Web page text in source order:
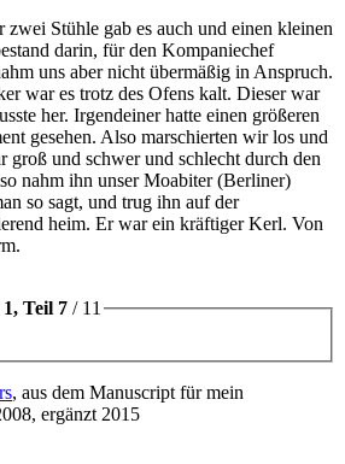
zwei Stühle gab es auch und einen kleinen
darin, für den Kompaniechef
uns aber nicht übermäßig in Anspruch.
war es trotz des Ofens kalt. Dieser war
her. Irgendeiner hatte einen größeren
gesehen. Also marschierten wir los und
und schwer und schlecht durch den
nahm ihn unser Moabiter (Berliner)
so sagt, und trug ihn auf der
heim. Er war ein kräftiger Kerl. Von
Teil 7 / 11
, aus dem Manuscript für mein
ergänzt 2015